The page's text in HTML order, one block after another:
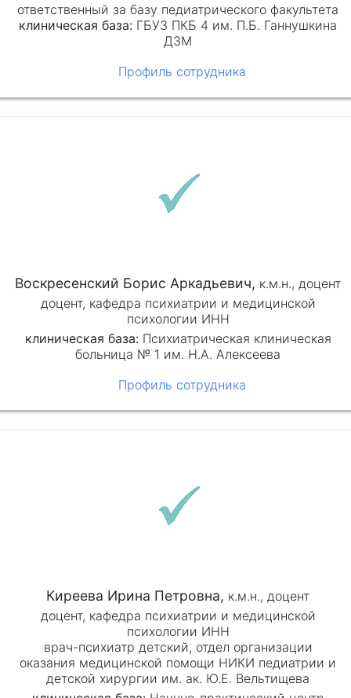
ответственный за базу педиатрического факультета
клиническая база: ГБУЗ ПКБ 4 им. П.Б. Ганнушкина
ДЗМ
Профиль сотрудника
Воскресенский Борис Аркадьевич, к.м.н., доцент
доцент, кафедра психиатрии и медицинской
психологии ИНН
клиническая база: Психиатрическая клиническая
больница № 1 им. Н.А. Алексеева
Профиль сотрудника
Киреева Ирина Петровна, к.м.н.,доцент
доцент, кафедра психиатрии и медицинской
психологии ИНН
врач-психиатр детский, отдел организации
оказания медицинской помощи НИКИ педиатрии и
детской хирургии им. ак. Ю.Е. Вельтищева